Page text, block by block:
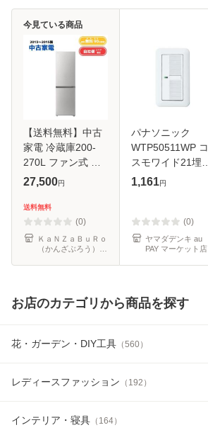
【送料無料】中古
家電 冷蔵庫200-
270L ファン式 エ
リア限定
27,500円
送料無料
(0)
ＫａＮＺａＢｕＲｏ
（かんざぶろう）
店
今見ている商品
パナソニック
WTP50511WP コ
スモワイド21埋込
ほたるスイッチB
1,161円
(0)
ヤマダデンキ au
PAY マーケット店
お店のカテゴリから商品を探す
花・ガーデン・DIY工具 （560）
レディースファッション （ 192 ）
インテリア・寝具 （ 164）